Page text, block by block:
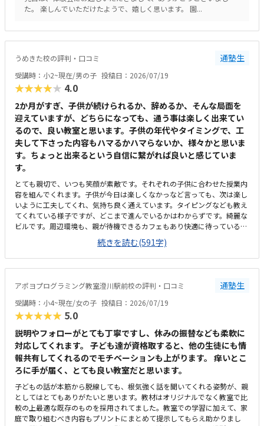
た。 楽しんでいただけたようで、嬉しく思います。 園...
うめきた校の評判・口コミ 通塾生
受講時：小2~現在/男の子 投稿日：2026/07/19
★★★★★ 4.0
2か月がすぎ、子供が続けられるか、辞めるか、そんな局面を
迎えていますが、どちらになっても、通う事は楽しく出来てい
るので、良い教室と思います。子供の年代やタイミングで、工
夫して下さった内容もハマるかハマらないか、様々かと思いま
す。ちょっと出来るという自信に繋がれば良いと感じていま
す。
とても親切で、いつも笑顔が素敵です。それぞれの子供に合わせた授業内
容を組んでくれます。子供が今日は楽しくなかっなど言っても、次は楽し
いように工夫してくれ、気持ち良く通えています。タイピングなども教え
てくれている様子ですが、どこまで進んでいるかはわからずです。綺麗な
ビルです。周辺環境も、親が待機できるカフェもあり快適に待っている事
が出来ます。立地はかなり良いです。教室に着くと、いつも明るい笑顔で
迎えてくれて、雰囲気もとても良いです。教室のパソコン椅子なども問題
ないと思います。プログラミング自体が高いが、週2回なので、千円でも
お手頃なら、最高で、他との差別化ができると思います。学校では習わな
いような思考して、完成に近づけていくところ、今までやった事のないチ
ャレンジだと思います。小2という事もあり、楽しかったり楽しくなく感
じたり、色々ですが、それに合わせて、先生が工夫してくれます。それが
嬉しかったです。タイピングも、それができるだけで、成長と思います。
先生方が優しく、特にはないですが、上げるとすれざ、今日は頑張ってく
れていましたと教えてくれるので安心していますがわ、どういう事をやっ
たかは目でみていないのでわからずで、話だけだったので、資料などで、
進捗の概要が親にも示されていると分かりやすいと思いました。雰囲気も
良い教室で、好きな気持ちがあれば、長く続く教室だと思います。
続きを読む(591字)
アポヨプログラミング教室澄川駅前校の評判・口コミ 通塾生
受講時：小4~現在/女の子 投稿日：2026/07/19
★★★★★ 5.0
説明やフォローがとても丁寧ですし、休みの振替なども柔軟に
対応してくれます。 子ども達が資格取すると、他の生徒にも情
報共有してくれるのでモチベーションも上がります。 痒いとこ
ろに手が届く、とても良い教室だと思います。
子どもの話が本筋から脱線しても、根気強く話を聞いてくれる姿勢が、親
としてはとてもありがたいと思います。教材はオリジナルでなく教室で比
較の上最適な既存のものを採用されてました。教室での学習に加えて、家
庭で取り組むべき内容もプリントにまとめて提示してもらえ助かりまし